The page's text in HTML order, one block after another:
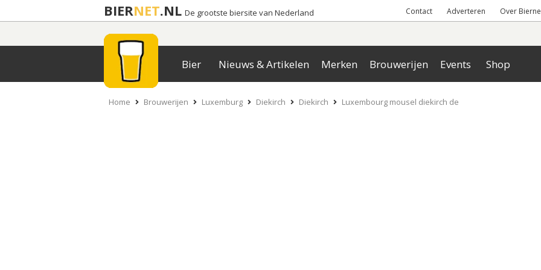
BIERNET.NL De grootste biersite van Nederland Contact Adverteren Over
Bier Nieuws & Artikelen Merken Brouwerijen Events Shop
Home Brouwerijen Luxemburg Diekirch Diekirch Luxembourg mousel diekirch de